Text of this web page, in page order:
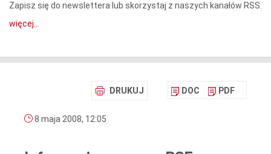
Zapisz się do newslettera lub skorzystaj z naszych kanałów RSS.
więcej...
DRUKUJ DOC PDF
8 maja 2008, 12:05